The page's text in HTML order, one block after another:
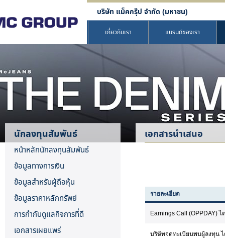
บริษัท แม็คกรุ๊ป จำกัด (มหาชน)
เกี่ยวกับเรา แบรนด์ของเรา
นักลงทุนสัมพันธ์
หน้าหลักนักลงทุนสัมพันธ์
ข้อมูลทางการเงิน
ข้อมูลสำหรับผู้ถือหุ้น
ข้อมูลราคาหลักทรัพย์
การกำกับดูแลกิจการที่ดี
เอกสารเผยแพร่
เอกสารนำเสนอ
รายละเอียด
Earnings Call (OPPDAY)
บริษัทจดทะเบียนพบผู้ลงทุน